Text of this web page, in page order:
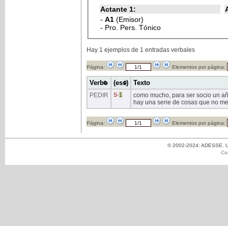
Actante 1:
- A1 (Emisor)
- Pro. Pers. Tónico
Hay 1 ejemplos de 1 entradas verbales
Página: Elementos por página:
Verbo (ess) Texto
PEDIR S-1
como mucho, para ser socio un
hay una serie de cosas que no
Página: Elementos por página:
© 2002-2024: ADESSE.